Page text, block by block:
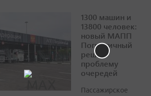
1300 машин и
13800 человек:
новый МАПП
Пограничный
решит
проблему
очередей
Пассажирское